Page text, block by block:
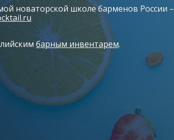
новаторской школе барменов России –
барным инвентарем.